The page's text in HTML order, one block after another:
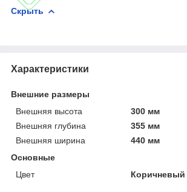
Скрыть
Характеристики
Внешние размеры
Внешняя высота
300 мм
Внешняя глубина
355 мм
Внешняя ширина
440 мм
Основные
Цвет
Коричневый